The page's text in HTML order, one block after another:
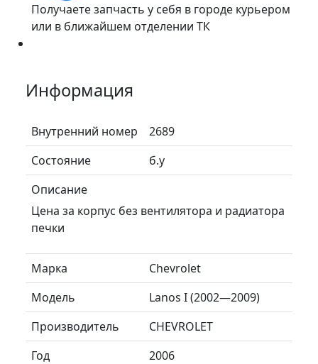
Получаете запчасть у себя в городе курьером
или в ближайшем отделении ТК
Информация
Внутренний номер
2689
Состояние
б.у
Описание
Цена за корпус без вентилятора и радиатора
печки
Марка
Chevrolet
Модель
Lanos I (2002—2009)
Производитель
CHEVROLET
Год
2006